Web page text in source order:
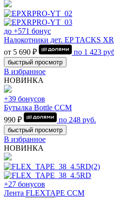
до +571 бонус
Налокотники дет. EP TACKS
от 5 690 ₽
по 1 423
быстрый просмотр
В избранное
НОВИНКА
+39 бонусов
Бутылка Bottle CCM
990 ₽
по 248 руб.
быстрый просмотр
В избранное
НОВИНКА
+27 бонусов
Лента FLEXTAPE CCM